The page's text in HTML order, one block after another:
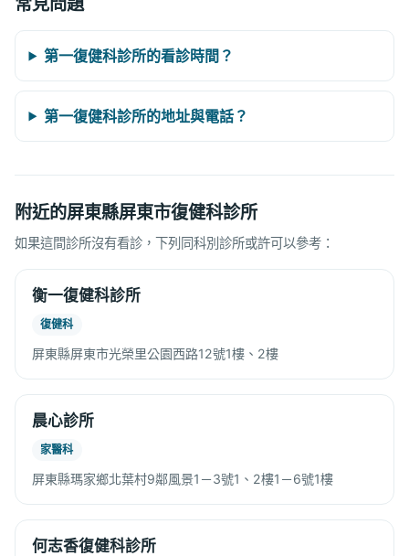
第一復健科診所的看診時間？
第一復健科診所的地址與電話？
附近的屏東縣屏東市復健科診所
如果這間診所沒有看診，下列同科別診所或許可以參考：
衡一復健科診所
復健科
屏東縣屏東市光榮里公園西路12號1樓、2樓
晨心診所
家醫科
屏東縣瑪家鄉北葉村9鄰風景1－3號1、2樓1－6號1樓
何志香復健科診所